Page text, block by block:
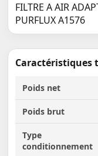
FILTRE A AIR
PURFLUX A1576
Caractéristiques
Poids net
Poids brut
Type
conditionnement